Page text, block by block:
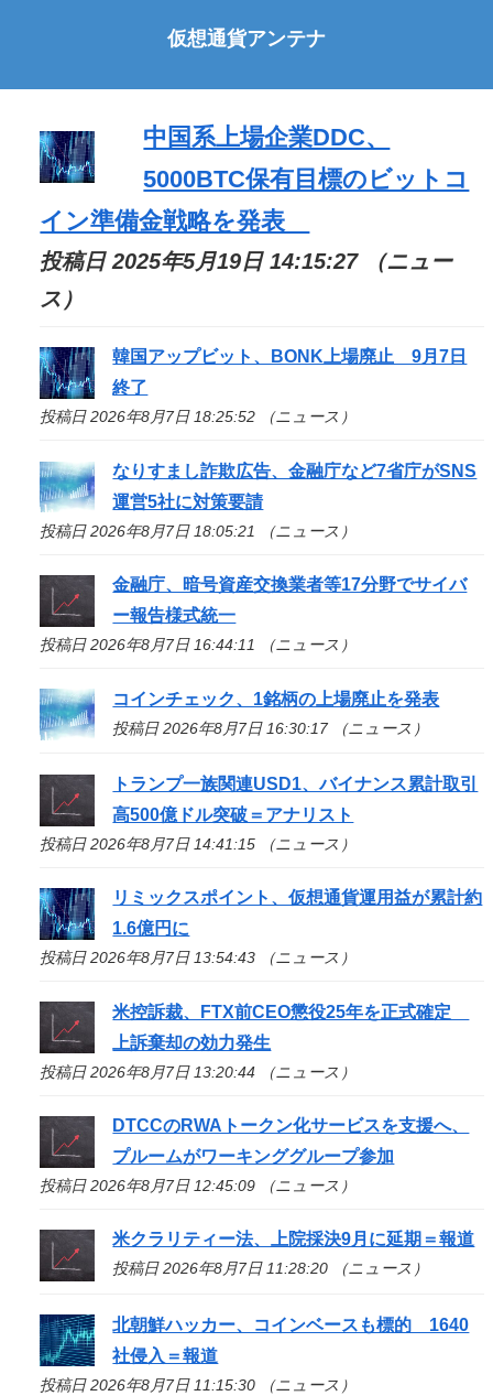
仮想通貨アンテナ
中国系上場企業DDC、
5000BTC保有目標のビットコ
イン準備金戦略を発表
投稿日 2025年5月19日 14:15:27 （ニュー
ス）
韓国アップビット、BONK上場廃止 9月7日
終了
投稿日 2026年8月7日 18:25:52 （ニュース）
なりすまし詐欺広告、金融庁など7省庁がSNS
運営5社に対策要請
投稿日 2026年8月7日 18:05:21 （ニュース）
金融庁、暗号資産交換業者等17分野でサイバ
ー報告様式統一
投稿日 2026年8月7日 16:44:11 （ニュース）
コインチェック、1銘柄の上場廃止を発表
投稿日 2026年8月7日 16:30:17 （ニュース）
トランプ一族関連USD1、バイナンス累計取引
高500億ドル突破＝アナリスト
投稿日 2026年8月7日 14:41:15 （ニュース）
リミックスポイント、仮想通貨運用益が累計約
1.6億円に
投稿日 2026年8月7日 13:54:43 （ニュース）
米控訴裁、FTX前CEO懲役25年を正式確定
上訴棄却の効力発生
投稿日 2026年8月7日 13:20:44 （ニュース）
DTCCのRWAトークン化サービスを支援へ、
プルームがワーキンググループ参加
投稿日 2026年8月7日 12:45:09 （ニュース）
米クラリティー法、上院採決9月に延期＝報道
投稿日 2026年8月7日 11:28:20 （ニュース）
北朝鮮ハッカー、コインベースも標的 1640
社侵入＝報道
投稿日 2026年8月7日 11:15:30 （ニュース）